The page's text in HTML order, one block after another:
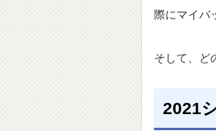
際にマイバ
そして、ど
2021